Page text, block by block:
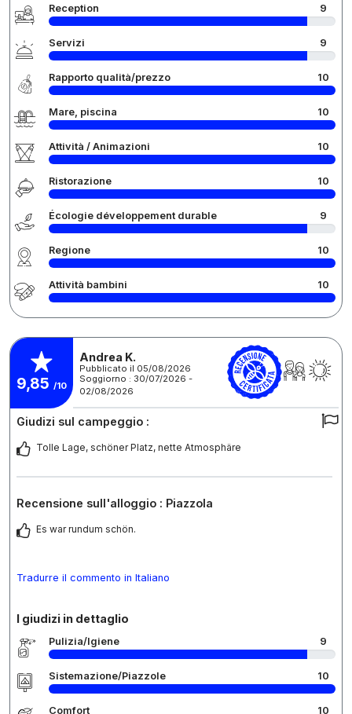
Reception 9
Servizi 9
Rapporto qualità/prezzo 10
Mare, piscina 10
Attività / Animazioni 10
Ristorazione 10
Écologie développement durable 9
Regione 10
Attività bambini 10
9,85 /10
Andrea K.
Pubblicato il 05/08/2026
Soggiorno : 30/07/2026 -
02/08/2026
Giudizi sul campeggio :
Tolle Lage, schöner Platz, nette Atmosphäre
Recensione sull'alloggio : Piazzola
Es war rundum schön.
Tradurre il commento in Italiano
I giudizi in dettaglio
Pulizia/Igiene 9
Sistemazione/Piazzole 10
Comfort 10